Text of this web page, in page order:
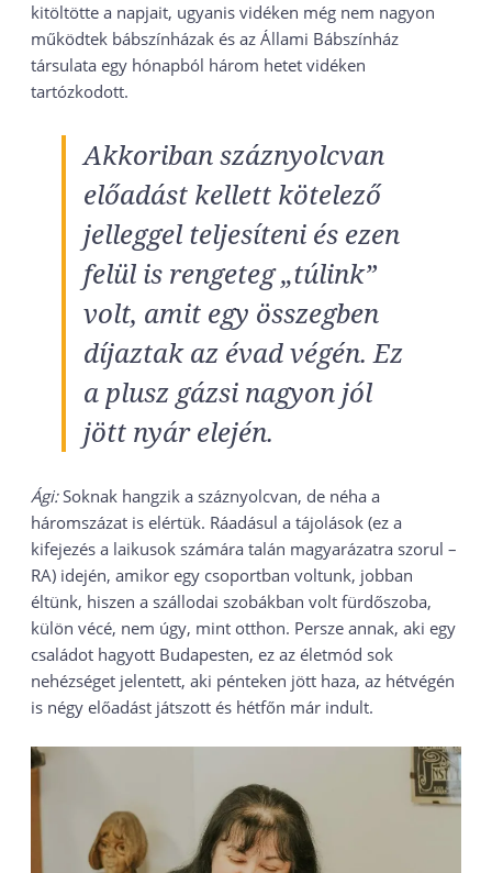
kitöltötte a napjait, ugyanis vidéken még nem nagyon
működtek bábszínházak és az Állami Bábszínház
társulata egy hónapból három hetet vidéken
tartózkodott.
Akkoriban száznyolcvan
előadást kellett kötelező
jelleggel teljesíteni és ezen
felül is rengeteg „túlink”
volt, amit egy összegben
díjaztak az évad végén. Ez
a plusz gázsi nagyon jól
jött nyár elején.
Ági:Soknak hangzik a száznyolcvan, de néha a
háromszázat is elértük. Ráadásul a tájolások (ez a
kifejezés a laikusok számára talán magyarázatra szorul –
RA) idején, amikor egy csoportban voltunk, jobban
éltünk, hiszen a szállodai szobákban volt fürdőszoba,
külön vécé, nem úgy, mint otthon. Persze annak, aki egy
családot hagyott Budapesten, ez az életmód sok
nehézséget jelentett, aki pénteken jött haza, az hétvégén
is négy előadást játszott és hétfőn már indult.